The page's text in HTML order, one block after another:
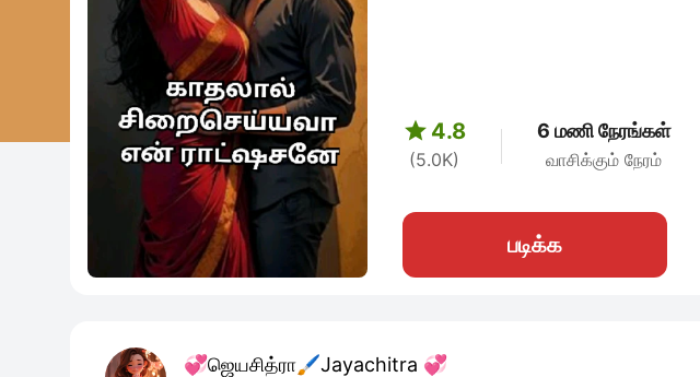
 4.8
(5.0K)
6 மணி நேரங்கள்
வாசிக்கும் நேரம்
படிக்க
💞ஜெயசித்ரா🖌️Jayachitra 💞